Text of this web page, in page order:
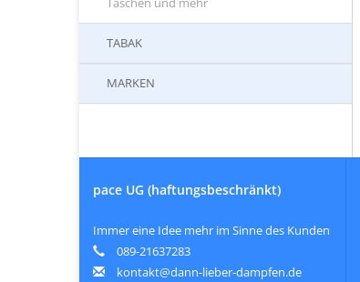
TABAK
MARKEN
pace UG (haftungsbeschränkt)
Immer eine Idee mehr im Sinne des Kunden
089-21637283
kontakt@dann-lieber-dampfen.de